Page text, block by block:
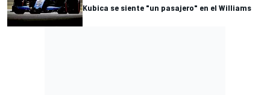
Kubica se siente "un pasajero" en el Williams